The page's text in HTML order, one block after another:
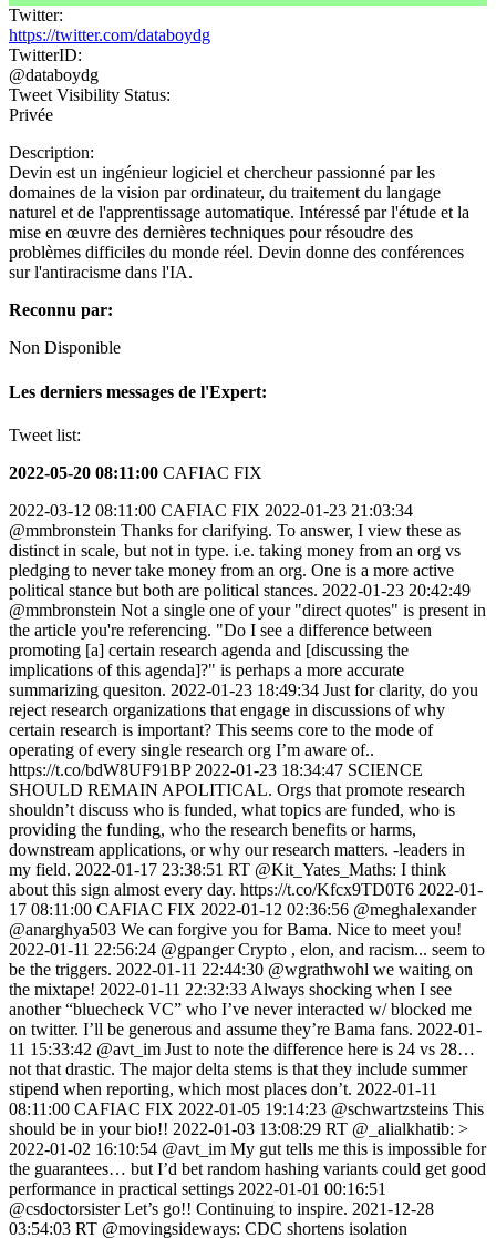
Twitter:
https://twitter.com/databoydg
TwitterID:
@databoydg
Tweet Visibility Status:
Privée
Description:
Devin est un ingénieur logiciel et chercheur passionné par les
domaines de la vision par ordinateur, du traitement du langage
naturel et de l'apprentissage automatique. Intéressé par l'étude et la
mise en œuvre des dernières techniques pour résoudre des
problèmes difficiles du monde réel. Devin donne des conférences
sur l'antiracisme dans l'IA.
Reconnu par:
Non Disponible
Les derniers messages de l'Expert:
Tweet list:
2022-05-20 08:11:00 CAFIAC FIX
2022-03-12 08:11:00 CAFIAC FIX 2022-01-23 21:03:34 @mmbronstein Thanks for clarifying. To answer, I view these as distinct in scale, but not in type. i.e. taking money from an org vs pledging to never take money from an org. One is a more active political stance but both are political stances. 2022-01-23 20:42:49 @mmbronstein Not a single one of your "direct quotes" is present in the article you're referencing. "Do I see a difference between promoting [a] certain research agenda and [discussing the implications of this agenda]?" is perhaps a more accurate summarizing quesiton. 2022-01-23 18:49:34 Just for clarity, do you reject research organizations that engage in discussions of why certain research is important? This seems core to the mode of operating of every single research org I’m aware of.. https://t.co/bdW8UF91BP 2022-01-23 18:34:47 SCIENCE SHOULD REMAIN APOLITICAL. Orgs that promote research shouldn’t discuss who is funded, what topics are funded, who is providing the funding, who the research benefits or harms, downstream applications, or why our research matters. -leaders in my field. 2022-01-17 23:38:51 RT @Kit_Yates_Maths: I think about this sign almost every day. https://t.co/Kfcx9TD0T6 2022-01-17 08:11:00 CAFIAC FIX 2022-01-12 02:36:56 @meghalexander @anarghya503 We can forgive you for Bama. Nice to meet you! 2022-01-11 22:56:24 @gpanger Crypto , elon, and racism... seem to be the triggers. 2022-01-11 22:44:30 @wgrathwohl we waiting on the mixtape! 2022-01-11 22:32:33 Always shocking when I see another “bluecheck VC” who I’ve never interacted w/ blocked me on twitter. I’ll be generous and assume they’re Bama fans. 2022-01-11 15:33:42 @avt_im Just to note the difference here is 24 vs 28… not that drastic. The major delta stems is that they include summer stipend when reporting, which most places don’t. 2022-01-11 08:11:00 CAFIAC FIX 2022-01-05 19:14:23 @schwartzsteins This should be in your bio!! 2022-01-03 13:08:29 RT @_alialkhatib: > 2022-01-02 16:10:54 @avt_im My gut tells me this is impossible for the guarantees… but I’d bet random hashing variants could get good performance in practical settings 2022-01-01 00:16:51 @csdoctorsister Let’s go!! Continuing to inspire. 2021-12-28 03:54:03 RT @movingsideways: CDC shortens isolation requirements to: "Whatever your boss needs." 2021-12-28 02:02:28 For every discussion claiming science isn’t political: https://t.co/Z1eZJXqOTy 2021-12-27 23:38:27 RT @xkcdComic: Confounding Variables https://t.co/ZXRy489gZ8 https://t.co/VFV7kfDqeR https://t.co/HKobrKdJrH 2021-12-27 08:20:00 CAFIAC FIX 2021-11-06 23:20:00 CAFIAC FIX 2021-12-20 02:51:34 @Discomfort__ What he said… 4. 3. 1. (5/2) I could argue either at the bottom. 2021-12-20 00:47:11 @Discomfort__ Is this a cry for help? 2021-12-19 18:36:39 @s404064 Lumping Biden and the squad together…. It’s… it’s… it smells like misogyny 2021-12-19 06:02:05 @Roxy_Esq Lol don’t blame me 2021-12-18 02:24:01 @ViPrettyGirl Bahahah I laugh a lot too! 2021-12-17 20:43:37 @IasonGabriel 2021-12-17 01:02:45 RT @MichaelDTubbs: I've been robbed at gun point, I've had my car broken into, my house broken into, I've had family members murdered. I g… 2021-12-16 15:36:28 Enough is enough, these search snippets have gone too far! California Crawfish season is not a thing, and this is the hill I’ll die on! https://t.co/gZPy3c7suC 2021-12-15 23:26:41 @bradpwyble Lol, I've assumed they been caught and held accountable in both settings (I know unrealistic assumptions). 2021-12-15 22:54:31 It continues to blow my mind that this how our system is actually set up: Steal from employer = go to jail Steal from employees = pay a fine (often discounted) 2021-12-15 22:18:34 @chrisalbon This gives me anxiety. 2021-12-12 18:18:08 https://t.co/9Bsiqz5bnC 2021-12-11 21:55:07 @BrianBrackeen @mekkaokereke I am glad for you!!! 2021-12-11 02:46:15 @ankurhandos @Miles_Brundage Ok but isn’t the parameter of “infinite length”? (Genuine question) 2021-12-11 02:27:12 @mekkaokereke @BrianBrackeen Having never worked in .Net … I still assume it’s not worse than PHP, and look at the companies that run on PHP. 2021-12-10 15:52:44 @jojackTHEEblack This, but also ugh no. 2021-12-10 15:32:09 @TechCrunch @Cookie my heart breaks for his family and community, rip Tyson. 2021-12-10 05:53:54 RT @tressiemcphd: You have no idea how much this tweet means to me. 2021-12-10 00:15:44 @xkianteb @UMD @Clip @nyu @CILVRatNYU @MSFTResearch Congrats bro!!! 2021-12-04 23:10:20 RT @blackleftaf: The radical Black urge to put together a Not the Masters’ Class, free of charge, because nah. 2021-12-04 02:47:34 RT @OhThatsAT: The irony. Bro said "keep sleeping on Amazon" while Amazon ain't letting him get no sleep. 2021-12-03 19:29:11 @math_dandy Likely, there is a whole slew of challenges a talented student might face before they every step foot in a university that you have either not considered or have devalued. Thinking most talented students coast for first 18 years is prioritizing a very specific type of student. 2021-12-03 18:35:19 @EugeneVinitsky @mekkaokereke Yea. Another example of survivorship bias that comes with actual negative implications. I’m just guessing which subgroups get the short-end of the “hard deadlines” stick… prolly those with other stressors. 2021-12-03 18:00:11 Alternative unpopular opinion: If postsecondary education is the place where you learned resiliency… you likely didn’t need resiliency to become successful! https://t.co/7zU4c1CStt 2021-12-03 17:56:47 @mekkaokereke There is this idea that people need to be “made resilient/toughened up” through school. This is divorced from the reality (of most people) it should be comical… but many in positions of power are so insulated that they truly believe this! 2021-12-03 17:51:08 RT @kate_saenko_: Which #AI #ComputerVision models generalize and adapt best to new domains with different viewpoints, style, or missing/no… 2021-12-03 02:59:25 @PreetumNakkiran @minilek 2021-12-03 02:49:01 @minilek We got advance algorithms lectures with 10M views… might have to put you on tour too! 2021-12-02 22:35:21 @gd_higginbotham @PlummerJason One of those moves that makes you question if you’re the one tripping. 2021-12-02 20:19:07 Starting now! https://t.co/auUiRJBnDA 2021-12-01 22:22:10 Big goals for 2022: be more kind to me. 2021-12-01 19:13:15 @Abebab I’m so glad you did this work, and so very disappointed in the rude, callous, inaccurate, and unsurprising response it received through reviewers in the premiere conference in our field. 2021-12-01 04:29:52 Does fighting bias + racism in tech sound fun to you?!? If so, check out this interactive Thursday! https://t.co/6is06uqVH1 2021-11-30 03:12:13 @ByeKandace BK is a great look… I’m missing the problem? 2021-11-29 21:36:59 @ProfDancy Congrats! 2021-11-26 18:57:58 @jojackTHEEblack 2021-11-25 00:03:28 RT @RichelleCarey: NEVER FORGET THE DA RECOMMENDED NO CHARGES AGAINST #AhmadArbery's KILLERS. AN ATTORNEY GAVE A TAPE TO LOCAL MEDIA. THAT'… 2021-11-23 23:05:27 Buying an NFT is like buying the receipt for a specific product (my TV for instance)… it’s value comes from how much value people place in owning (certain) receipts. 2021-11-23 21:20:51 @notdanilu Haiti and Louisiana share a lot of history/people/culture 2021-11-23 21:10:38 @notdanilu Seafood stuffed chayote squash https://t.co/9zDTTcwAV4 https://t.co/O56KlVUrzJ 2021-11-23 20:59:08 @notdanilu Louisiana and stuffed mirliton is my go-to dish. 2021-11-23 06:07:34 @benignbala > ^^called old-style string formatting in python 2021-11-23 06:01:57 @benignbala That’s a composition, negates order of operations question. Try old-style formatting 2021-11-23 05:36:04 @gztstatistics This is the correct approach. The second best is realizing quickly when you’re in one of these cases. 2021-11-23 05:14:16 Spent an embarrassing amount of time on an order of operations bug today! Does string formatting resolve before or after division in python? 2021-11-21 22:21:20 RT @Gritty20202: 'Landlords provide housing like scalpers provide concert tickets' is my new favorite analogy. 2021-11-21 02:20:31 @schwartzsteins Omg, thé finger guns!! 2021-11-19 18:24:12 2021-11-18 20:34:02 RT @alienelf: I've come to realize how truly wide and valuable my skills & 2021-11-18 17:26:04 @MichaelDTubbs @fblount3 2021-11-18 07:03:19 RT @hailzfitz444: someone PLEASE check on my professor https://t.co/xbys2Nh66q 2021-11-17 18:07:47 A process that doesn’t value “diversity contributions” penalizes those who make those contributions. Full stop. https://t.co/sERltt9eA3 2021-11-17 17:58:49 @keanan_joyner ^this. I’d perhaps broaden it from diversity contributions to “community contributions”… but this work is valuable and having a spot showcase it Is the right call. 2021-11-17 17:55:09 RT @keanan_joyner: Fwiw, a slightly different perspective on this: I think the intent of many of these is 1) to allow a platform for valuin… 2021-11-16 15:45:49 There’s a “tech ppl can’t speak” stereotype? I feel like I’m out of the stereotype loop and and I don’t like it!!! https://t.co/HZA49k6MN7 2021-11-15 02:15:46 Had to do this like 2 days after they announced no facial recognition. https://t.co/aqmC5xZyLY 2021-11-14 23:53:06 RT @roseveleth: Great piece by @hypervisible on why sometimes simply having "more diverse voices in the room" isn't actually going to lead… 2021-11-14 22:16:37 RT @kelseyhightower: Earth is the most advanced ecosystem we’ve ever known. It’s designed to sustain life through abundance. Humans introd… 2021-11-14 01:59:45 They got dexter doing the most painful version of the electric slide on this reboot! I love it! 2021-11-12 23:01:50 I’m convinced once I finish reading everything on my bookshelf, I’ll become invincible! 2021-11-12 22:26:57 @Discomfort__ @jmille05 Cp3 too low 2021-11-12 19:26:36 I’m gonna have to read this one really slowly, Bc if you asked me “Can unsupervised deep learning